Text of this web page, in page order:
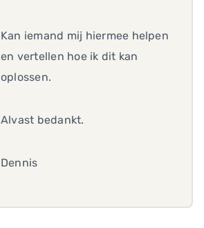
Kan iemand mij hiermee helpen
en vertellen hoe ik dit kan
oplossen.
Alvast bedankt.
Dennis